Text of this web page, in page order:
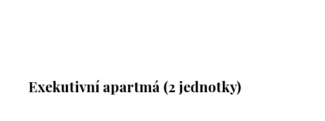
Exekutivní apartmá (2 jednotky)